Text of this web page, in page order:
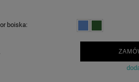
boiska: